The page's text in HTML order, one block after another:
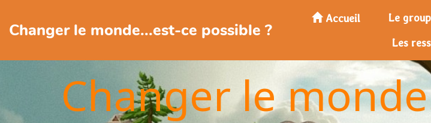
Changer le monde...est-ce possible ?
Accueil Le
Les
Changer le